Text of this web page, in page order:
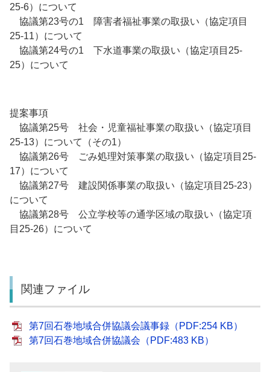
25-6）について
協議第23号の1 障害者福祉事業の取扱い（協定項目
25-11）について
協議第24号の1 下水道事業の取扱い（協定項目25-
25）について
提案事項
協議第25号 社会・児童福祉事業の取扱い（協定項目
25-13）について（その1）
協議第26号 ごみ処理対策事業の取扱い（協定項目25-
17）について
協議第27号 建設関係事業の取扱い（協定項目25‐23）
について
協議第28号 公立学校等の通学区域の取扱い（協定項
目25-26）について
関連ファイル
第7回石巻地域合併協議会議事録（PDF:254 KB）
第7回石巻地域合併協議会（PDF:483 KB）